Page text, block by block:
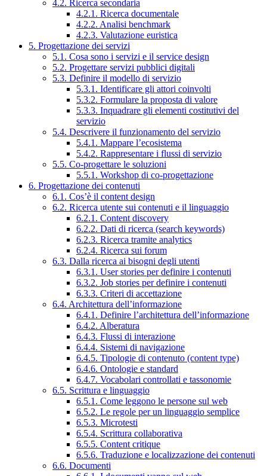
4.2. Ricerca secondaria
4.2.1. Ricerca documentale
4.2.2. Analisi benchmark
4.2.3. Valutazione euristica
5. Progettazione dei servizi
5.1. Cosa sono i servizi e il service design
5.2. Progettare servizi pubblici digitali
5.3. Definire il modello di servizio
5.3.1. Identificare gli attori coinvolti
5.3.2. Formulare la proposta di valore
5.3.3. Inquadrare gli elementi costitutivi del
servizio
5.4. Descrivere il funzionamento del servizio
5.4.1. Mappare l’ecosistema
5.4.2. Rappresentare i flussi di servizio
5.5. Co-progettare le soluzioni
5.5.1. Workshop di co-progettazione
6. Progettazione dei contenuti
6.1. Cos’è il content design
6.2. Ricerca utente sui contenuti e il linguaggio
6.2.1. Content discovery
6.2.2. Dati di ricerca (search keywords)
6.2.3. Ricerca tramite analytics
6.2.4. Ricerca sui forum
6.3. Dalla ricerca ai bisogni degli utenti
6.3.1. User stories per definire i contenuti
6.3.2. Job stories per definire i contenuti
6.3.3. Criteri di accettazione
6.4. Architettura dell’informazione
6.4.1. Definire l’architettura dell’informazione
6.4.2. Alberatura
6.4.3. Flussi di interazione
6.4.4. Sistemi di navigazione
6.4.5. Tipologie di contenuto (content type)
6.4.6. Ontologie e standard
6.4.7. Vocabolari controllati e tassonomie
6.5. Scrittura e linguaggio
6.5.1. Come leggono le persone sul web
6.5.2. Le regole per un linguaggio semplice
6.5.3. Microtesti
6.5.4. Scrittura collaborativa
6.5.5. Content critique
6.5.6. Traduzione e localizzazione dei contenuti
6.6. Documenti